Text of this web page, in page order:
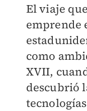
El viaje
emprende
como
XVII,
descubrió